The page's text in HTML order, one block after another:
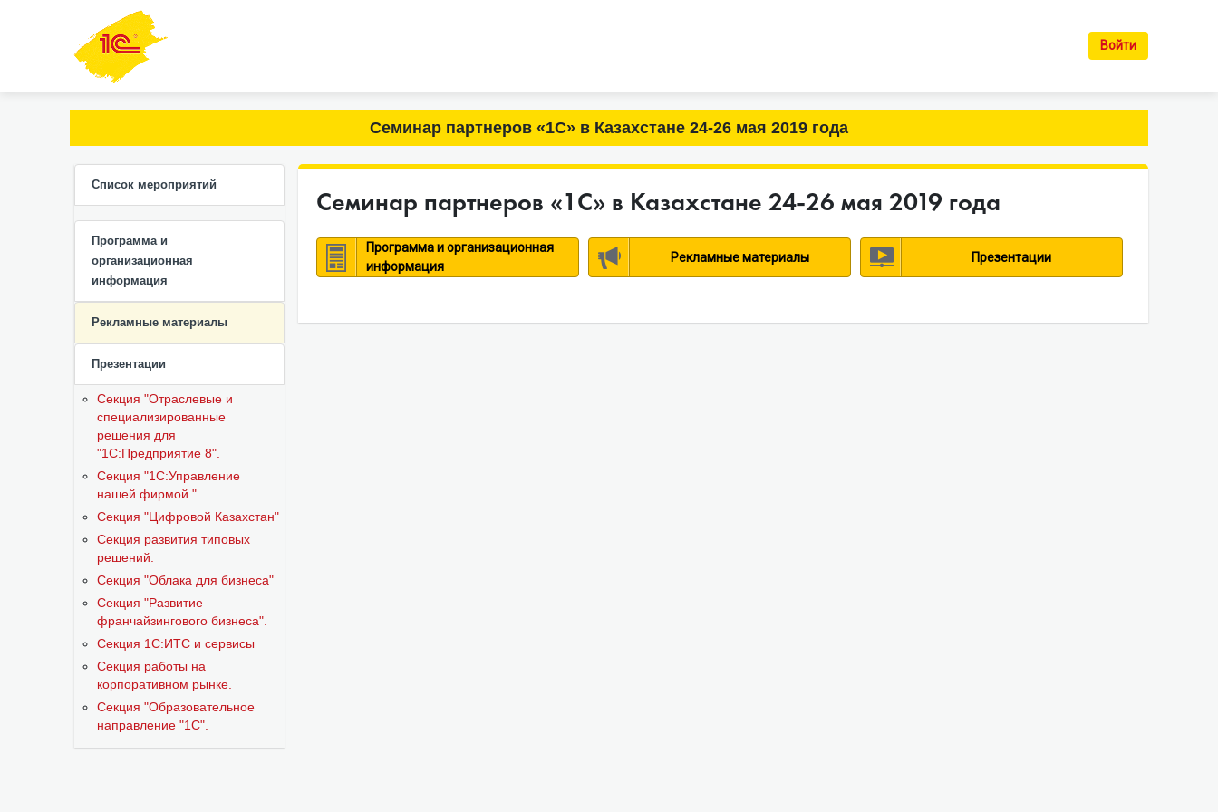
Войти
Семинар партнеров «1С» в Казахстане 24-26 мая 2019 года
Список мероприятий
Программа и
организационная
информация
Рекламные материалы
Презентации
Секция "Отраслевые и
специализированные
решения для
"1С:Предприятие 8".
Секция "1С:Управление
нашей фирмой ".
Секция "Цифровой Казахстан"
Секция развития типовых
решений.
Секция "Облака для бизнеса"
Секция "Развитие
франчайзингового бизнеса".
Секция 1С:ИТС и сервисы
Секция работы на
корпоративном рынке.
Секция "Образовательное
направление "1С".
Семинар партнеров «1С» в Казахстане 24-26 мая 2019 года
Программа и организационная
информация
Рекламные материалы Презентации